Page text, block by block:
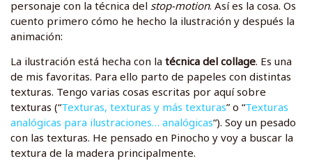
personaje con la técnica del stop-motion. Así es la cosa. Os
cuento primero cómo he hecho la ilustración y después la
animación:
La ilustración está hecha con la técnica del collage. Es una
de mis favoritas. Para ello parto de papeles con distintas
texturas. Tengo varias cosas escritas por aquí sobre
texturas (“Texturas, texturas y más texturas” o “Texturas
analógicas para ilustraciones… analógicas“). Soy un pesado
con las texturas. He pensado en Pinocho y voy a buscar la
textura de la madera principalmente.